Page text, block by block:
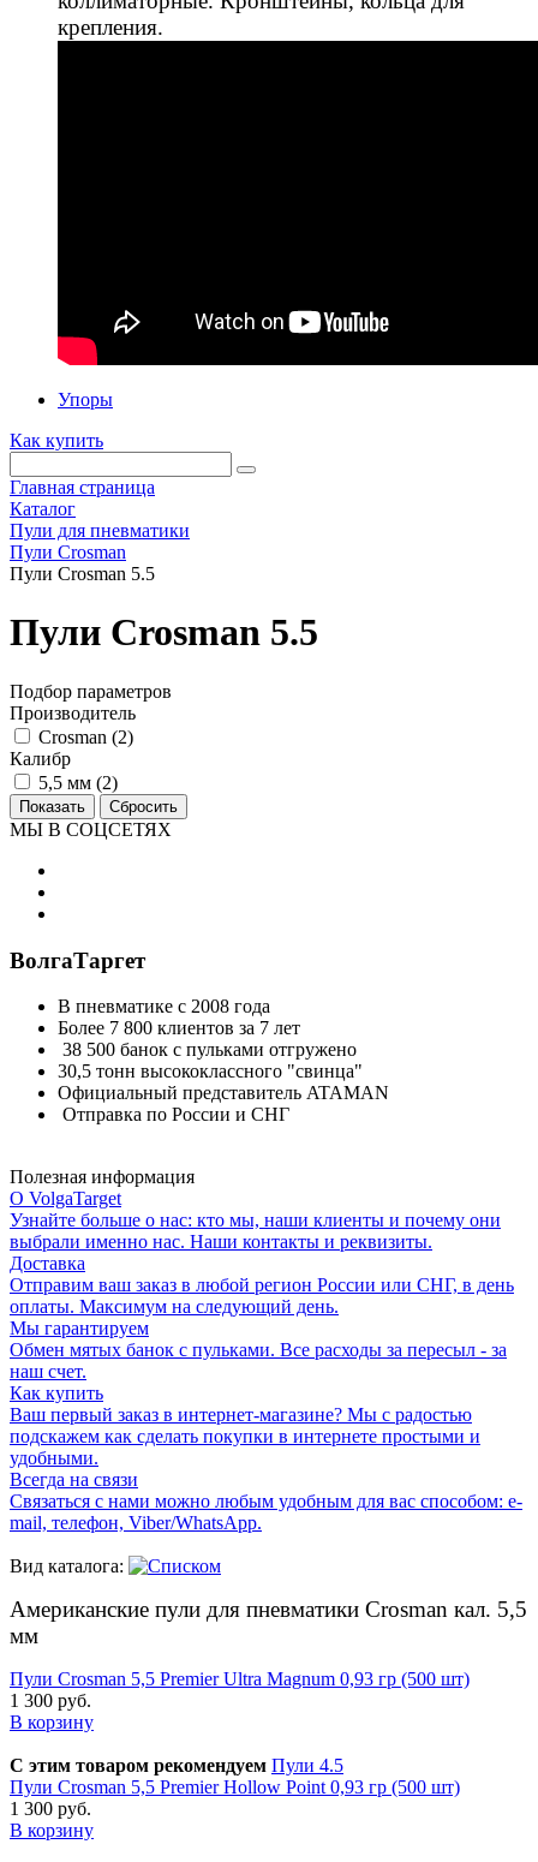
крепления.
Упоры
Как купить
Главная страница
Каталог
Пули для пневматики
Пули Crosman
Пули Crosman 5.5
Пули Crosman 5.5
Подбор параметров
Производитель
Crosman (2)
Калибр
5,5 мм (2)
МЫ В СОЦСЕТЯХ
ВолгаТаргет
В пневматике с 2008 года
Более 7 800 клиентов за 7 лет
38 500 банок с пульками отгружено
30,5 тонн высококлассного "свинца"
Официальный представитель ATAMAN
Отправка по России и СНГ
Полезная информация
О VolgaTarget
Узнайте больше о нас: кто мы, наши клиенты и почему они
выбрали именно нас. Наши контакты и реквизиты.
Доставка
Отправим ваш заказ в любой регион России или СНГ, в день
оплаты. Максимум на следующий день.
Мы гарантируем
Обмен мятых банок с пульками. Все расходы за пересыл - за
наш счет.
Как купить
Ваш первый заказ в интернет-магазине? Мы с радостью
подскажем как сделать покупки в интернете простыми и
удобными.
Всегда на связи
Связаться с нами можно любым удобным для вас способом: e-
mail, телефон, Viber/WhatsApp.
Вид каталога:
Американские пули для пневматики Crosman кал. 5,5
мм
Пули Crosman 5,5 Premier Ultra Magnum 0,93 гр (500 шт)
1 300 руб.
В корзину
С этим товаром рекомендуем Пули 4.5
Пули Crosman 5,5 Premier Hollow Point 0,93 гр (500 шт)
1 300 руб.
В корзину